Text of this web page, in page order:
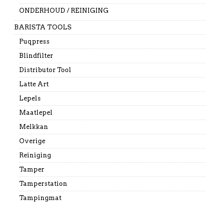
ONDERHOUD / REINIGING
BARISTA TOOLS
Puqpress
Blindfilter
Distributor Tool
Latte Art
Lepels
Maatlepel
Melkkan
Overige
Reiniging
Tamper
Tamperstation
Tampingmat